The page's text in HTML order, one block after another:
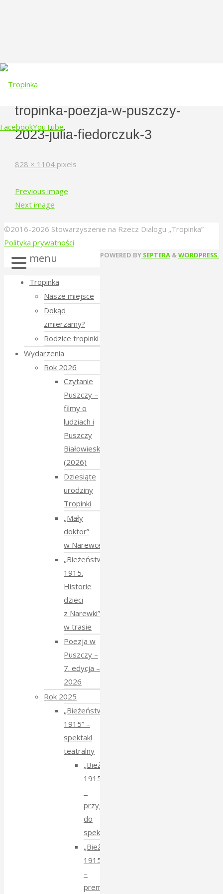
FacebookYouTube
tropinka-poezja-w-puszczy-
2023-julia-fiedorczuk-3
Full
828 × 1104 pixels
Previous image
Next image
©2016-2026 Stowarzyszenie na Rzecz Dialogu „Tropinka”
Polityka prywatności
POWERED BY SEPTERA &WORDPRESS.
Back
menu
Tropinka
Nasze miejsce
Dokąd
zmierzamy?
Rodzice tropinki
Wydarzenia
Rok 2026
Czytanie
Puszczy –
filmy o
ludziach i
Puszczy
Białowieskiej
(2026)
Dziesiąte
urodziny
Tropinki
„Mały
doktor”
w Narewce
„Bieżeństwo
1915.
Historie
dzieci
z Narewki”
w trasie
Poezja w
Puszczy –
7. edycja –
2026
Rok 2025
„Bieżeństwo
1915” –
spektakl
teatralny
„Bieżeństwo
1915”
–
przygotowania
do
spektaklu
„Bieżeństwo
1915”
–
premiera